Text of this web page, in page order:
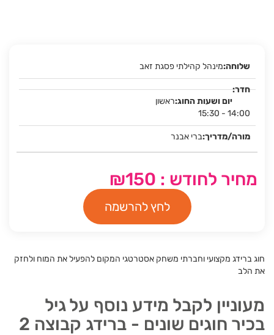
מינהל קהילתי פסגת זאב
ראשון
15:30 - 14:00
ברי אבנר
מחיר לחודש : ₪150
לחץ להרשמה
חוג ברידג מקצועי וחברתי משחק אסטרטגי המקום להפעיל את המוח ולחזק
את הלב
מעוניין לקבל מידע נוסף על גיל
בכיר חוגים שונים - ברידג קבוצה 2